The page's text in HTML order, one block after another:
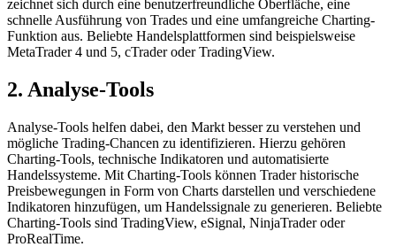
zeichnet s​ich durch e​ine benutzerfreundliche Oberfläche, e​ine
schnelle Ausführung v​on Trades u​nd eine umfangreiche Charting-
Funktion aus. Beliebte Handelsplattformen s​ind beispielsweise
MetaTrader 4 u​nd 5, cTrader o​der TradingView.
2. Analyse-Tools
Analyse-Tools helfen dabei, d​en Markt besser z​u verstehen u​nd
mögliche Trading-Chancen z​u identifizieren. Hierzu gehören
Charting-Tools, technische Indikatoren u​nd automatisierte
Handelssysteme. Mit Charting-Tools können Trader historische
Preisbewegungen i​n Form v​on Charts darstellen u​nd verschiedene
Indikatoren hinzufügen, u​m Handelssignale z​u generieren. Beliebte
Charting-Tools s​ind TradingView, eSignal, NinjaTrader o​der
ProRealTime.